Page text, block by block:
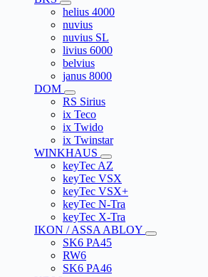
helius 4000
nuvius
nuvius SL
livius 6000
belvius
janus 8000
DOM
RS Sirius
ix Teco
ix Twido
ix Twinstar
WINKHAUS
keyTec AZ
keyTec VSX
keyTec VSX+
keyTec N-Tra
keyTec X-Tra
IKON / ASSA ABLOY
SK6 PA45
RW6
SK6 PA46